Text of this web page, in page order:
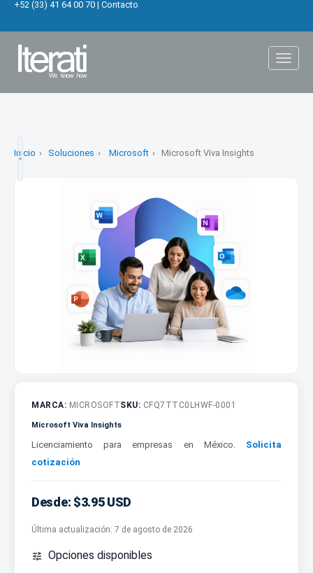
+52 (33) 41 64 00 70 | Contacto
Inicio Soluciones Microsoft Microsoft Viva Insights
MARCA: MICROSOFTSKU: CFQ7TTC0LHWF-0001
Microsoft Viva Insights
Licenciamiento para empresas en México. Solicita
cotización
Desde: $3.95 USD
Última actualización: 7 de agosto de 2026
 Opciones disponibles